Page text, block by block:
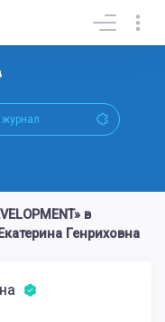
в
Генриховна